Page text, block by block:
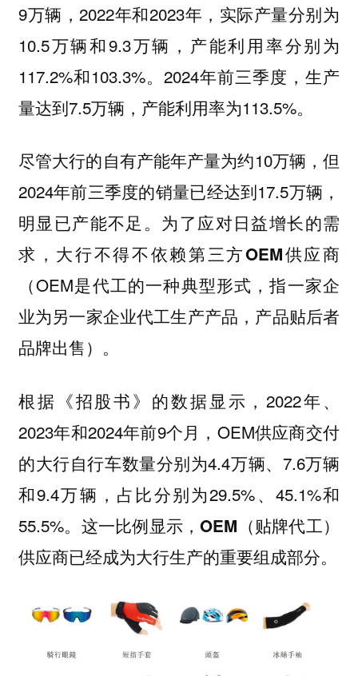
9万辆，2022年和2023年，实际产量分别为
10.5万辆和9.3万辆，产能利用率分别为
117.2%和103.3%。2024年前三季度，生产
量达到7.5万辆，产能利用率为113.5%。
尽管大行的自有产能年产量为约10万辆，但
2024年前三季度的销量已经达到17.5万辆，
明显已产能不足。为了应对日益增长的需
求， 大行不得不依赖第三方OEM供应商
（OEM是代工的一种典型形式，指一家企
业为另一家企业代工生产产品，产品贴后者
品牌出售）。
根据《招股书》的数据显示，2022年、
2023年和2024年前9个月，OEM供应商交付
的大行自行车数量分别为4.4万辆、7.6万辆
和9.4万辆，占比分别为29.5%、45.1%和
55.5%。 这一比例显示，OEM（贴牌代工）
供应商已经成为大行生产的重要组成部分。